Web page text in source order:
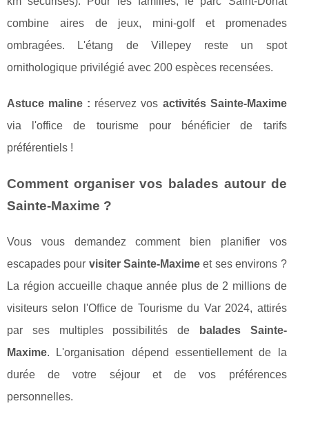
combine aires de jeux, mini-golf et promenades
ombragées. L'étang de Villepey reste un spot
ornithologique privilégié avec 200 espèces recensées.
Astuce maline : réservez vos activités Sainte-Maxime
via l'office de tourisme pour bénéficier de tarifs
préférentiels !
Comment organiser vos balades autour de
Sainte-Maxime ?
Vous vous demandez comment bien planifier vos
escapades pour visiter Sainte-Maxime et ses environs ?
La région accueille chaque année plus de 2 millions de
visiteurs selon l'Office de Tourisme du Var 2024, attirés
par ses multiples possibilités de
balades Sainte-
Maxime. L'organisation dépend essentiellement de la
durée de votre séjour et de vos préférences
personnelles.